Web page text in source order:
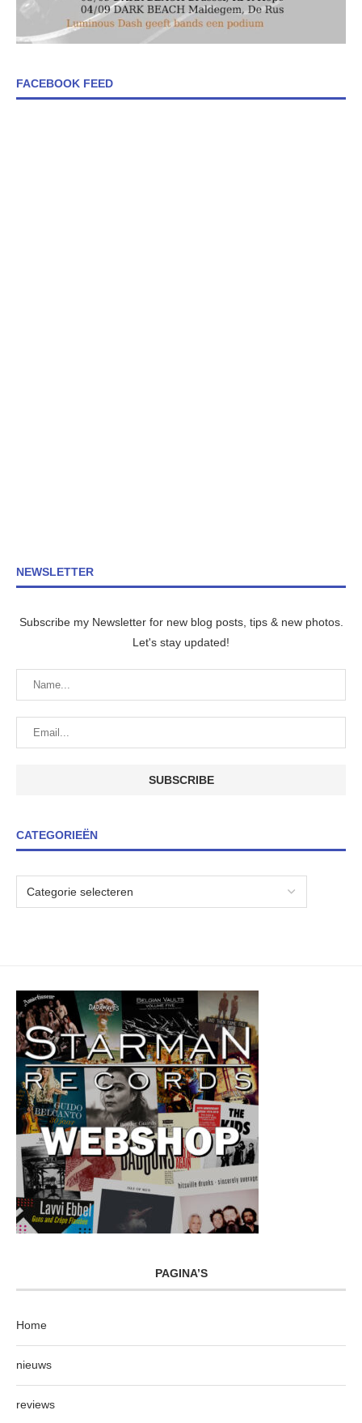
FACEBOOK FEED
NEWSLETTER
Subscribe my Newsletter for new blog posts, tips & new photos.
Let's stay updated!
CATEGORIEËN
PAGINA’S
Home
nieuws
reviews